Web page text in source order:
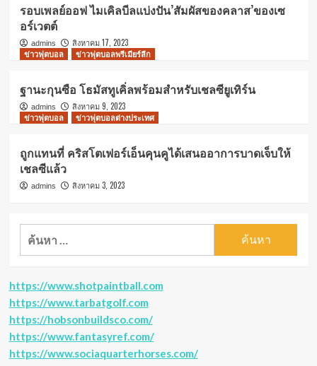
รอบเพลย์ออฟ ไมเคิลบีลแบ่งปัน’สัมผัสของคลาส’ของเซ
อร์เวตต์
admins
สิงหาคม 17, 2023
ข่าวฟุตบอล
ข่าวฟุตบอลพรีเมียร์ลีก
ฐานะกุนซือ โธมัสทูเคิ่ลพร้อมสำหรับเชลซียูเทิร์น
admins
สิงหาคม 9, 2023
ข่าวฟุตบอล
ข่าวฟุตบอลต่างประเทศ
ถูกแทนที่ คริสโตเฟอร์เอ็นคุนคูได้เสนออาการบาดเจ็บให้
เชลซีแล้ว
admins สิงหาคม 3, 2023
ค้นหา
https://www.shotpaintball.com
https://www.tarbatgolf.com
https://hobsonbuildsco.com/
https://www.fantasyref.com/
https://www.sociaquarterhorses.com/